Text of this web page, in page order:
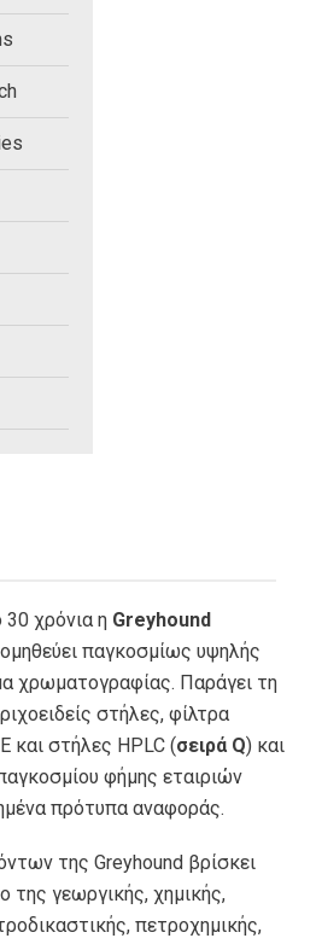
30 χρόνια η Greyhound
παγκοσμίως υψηλής
χρωματογραφίας. Παράγει τη
στήλες, φίλτρα
και στήλες HPLC (σειρά Q) και
φήμης εταιριών
πρότυπα αναφοράς.
της Greyhound βρίσκει
της γεωργικής, χημικής,
πετροχημικής,